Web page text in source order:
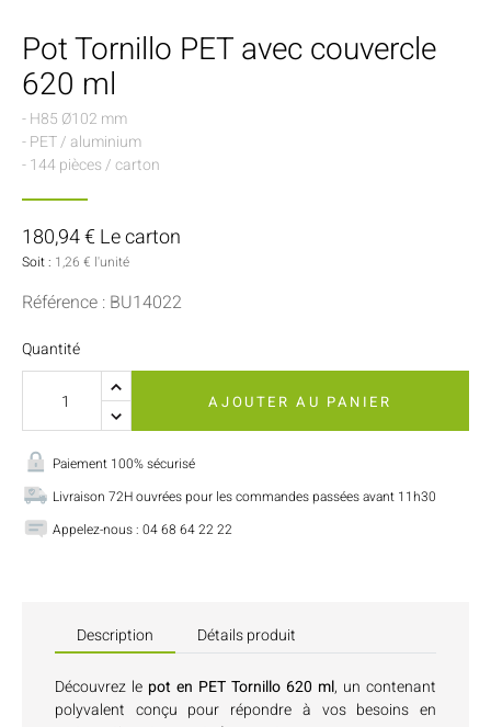
Pot Tornillo PET avec couvercle
620 ml
- H85 Ø102 mm
- PET / aluminium
- 144 pièces / carton
180,94 € Le carton
Soit : 1,26 € l'unité
Référence : BU14022
Quantité
AJOUTER AU PANIER
Paiement 100% sécurisé
Livraison 72H ouvrées pour les commandes passées avant 11h30
Appelez-nous : 04 68 64 22 22
Description Détails produit
Découvrez le pot en PET Tornillo 620 ml, un contenant
polyvalent conçu pour répondre à vos besoins en